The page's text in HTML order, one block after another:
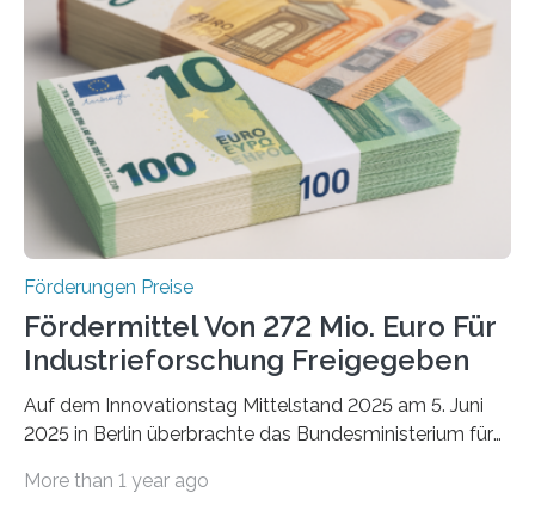
Förderungen Preise
Fördermittel Von 272 Mio. Euro Für
Industrieforschung Freigegeben
Auf dem Innovationstag Mittelstand 2025 am 5. Juni
2025 in Berlin überbrachte das Bundesministerium für
Überplanmäßige Verpflichtungsermächtigungen in
More than 1 year ago